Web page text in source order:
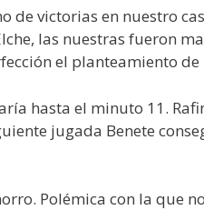
de victorias en nuestro
las nuestras fueron
el planteamiento
hasta el minuto 11.
jugada Benete
Polémica con la que